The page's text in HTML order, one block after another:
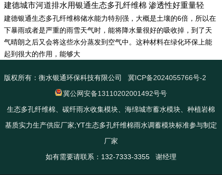
建德城市河道排水用银通生态多孔纤维棉 渗透性好重量轻
建德银通生态多孔纤维棉储水能力特别强，大概是土壤的6倍，所以在
下暴雨或者是严重的雨雪天气时，能将降水量很好的吸收掉，到了天
气晴朗之后又会将这些水分蒸发到空气中。这种材料在绿化环保上能
起到很大的作用，能够大
版权所有：衡水银通环保科技有限公司
冀ICP备2024055766号-2
冀公网安备13110202001492号号
生态多孔纤维棉、碳纤雨水收集模块、海绵城市蓄水模块、种植岩棉
基质实力生产供应厂家;YT生态多孔纤维棉雨水调蓄模块标准参与制定
厂家
如有需要请联系：132-7333-3355 谢经理